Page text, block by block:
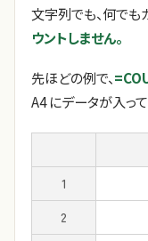
文字列でも、何でも
ウントしません。
先ほどの例で、
A4 にデータが入って
1
2